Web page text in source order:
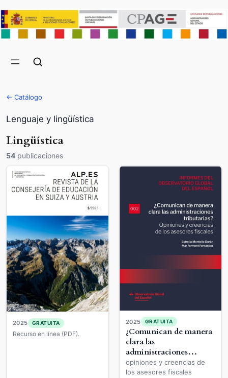
← Catálogo
Lenguaje y lingüística
Lingüística
54 publicaciones
2025 GRATUITA
Recurso en línea (PDF).
2025 GRATUITA
¿Comunican de manera
clara las
administraciones
tributarias?
opiniones y creencias de
los asesores fiscales